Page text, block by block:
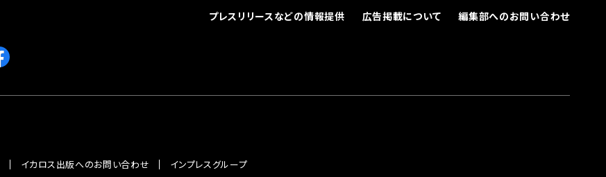
プレスリリースなどの情報提供 広告掲載について 編集部へのお問い合わせ
イカロス出版へのお問い合わせ インプレスグループ